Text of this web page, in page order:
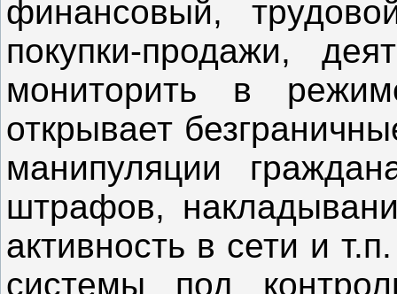
финансовый,
покупки-продажи,
мониторить в
открывает
манипуляции
штрафов,
активность в сети и
системы под